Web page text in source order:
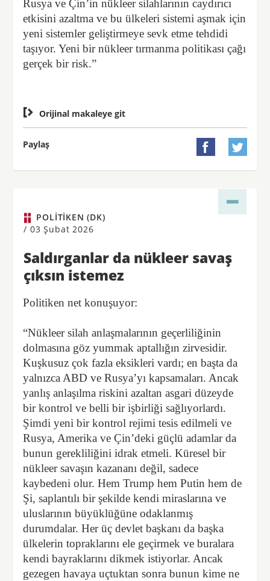
Rusya ve Çin’in nükleer silahlarının caydırıcı
etkisini azaltma ve bu ülkeleri sistemi aşmak için
yeni sistemler geliştirmeye sevk etme tehdidi
taşıyor. Yeni bir nükleer tırmanma politikası çağı
gerçek bir risk.”
 Orijinal makaleye git
Paylaş  
POLITIKEN (DK)
/ 03 Şubat 2026
Saldırganlar da nükleer savaş
çıksın istemez
Politiken net konuşuyor:
“Nükleer silah anlaşmalarının geçerliliğinin
dolmasına göz yummak aptallığın zirvesidir.
Kuşkusuz çok fazla eksikleri vardı; en başta da
yalnızca ABD ve Rusya’yı kapsamaları. Ancak
yanlış anlaşılma riskini azaltan asgari düzeyde
bir kontrol ve belli bir işbirliği sağlıyorlardı.
Şimdi yeni bir kontrol rejimi tesis edilmeli ve
Rusya, Amerika ve Çin’deki güçlü adamlar da
bunun gerekliliğini idrak etmeli. Küresel bir
nükleer savaşın kazananı değil, sadece
kaybedeni olur. Hem Trump hem Putin hem de
Şi, saplantılı bir şekilde kendi miraslarına ve
uluslarının büyüklüğüne odaklanmış
durumdalar. Her üç devlet başkanı da başka
ülkelerin topraklarını ele geçirmek ve buralara
kendi bayraklarını dikmek istiyorlar. Ancak
gezegen havaya uçtuktan sonra bunun kime ne